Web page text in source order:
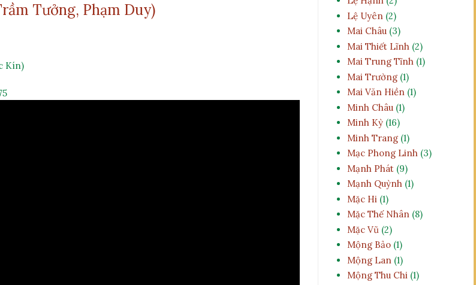
Tưởng, Phạm Duy)
Kín)
Lệ Uyên (2)
Mai Châu (3)
Mai Thiết Lĩnh (2)
Mai Trung Tĩnh (1)
Mai Trường (1)
Mai Văn Hiền (1)
Minh Châu (1)
Minh Kỳ (16)
Minh Trang (1)
Mạc Phong Linh (3)
Mạnh Phát (9)
Mạnh Quỳnh (1)
Mặc Hi (1)
Mặc Thế Nhân (8)
Mặc Vũ (2)
Mộng Bảo (1)
Mộng Lan (1)
Mộng Thu Chi (1)